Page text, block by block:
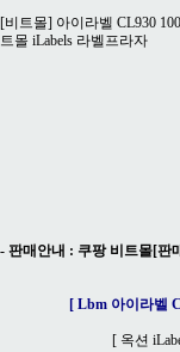
[비트몰] 아이라벨 CL930
트몰 iLabels 라벨프라자
- 판매안내 : 쿠팡 비트몰[판
[ Lbm 아이라벨
[ 옥션